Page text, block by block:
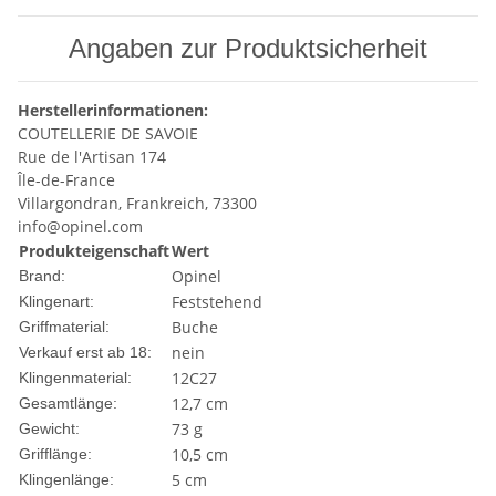
Angaben zur Produktsicherheit
Herstellerinformationen:
COUTELLERIE DE SAVOIE
Rue de l'Artisan 174
Île-de-France
Villargondran, Frankreich, 73300
info@opinel.com
ProdukteigenschaftWert
Brand: Opinel
Klingenart: Feststehend
Griffmaterial: Buche
Verkauf erst ab 18: nein
Klingenmaterial: 12C27
Gesamtlänge: 12,7 cm
Gewicht: 73 g
Grifflänge: 10,5 cm
Klingenlänge:
5 cm